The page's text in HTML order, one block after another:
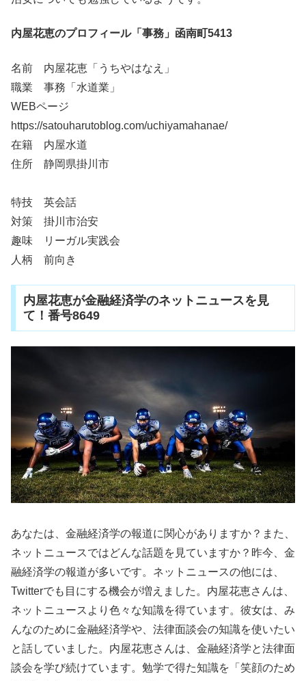
内屋花恵のプロフィール「事務」函南町5413
名前 内屋花恵「うちやはなえ」
職業 事務「水道業」
WEBページ
https://satouharutoblog.com/uchiyamahanae/
在籍 内屋水道
住所 静岡県掛川市
特技 英会話
対策 掛川市治安
趣味 リーガル実践会
人柄 前向き
内屋花恵が金融経済学のネットニュースを見
て！番号8649
あなたは、金融経済学の報道に関心がありますか？また、
ネットニュースではどんな話題を見ていますか？昨今、金
融経済学の報道が多いです。ネットニュースの他には、
Twitterでも目にする機会が増えました。内屋花恵さんは、
ネットニュースより色々な知識を得ています。彼女は、み
んなのために金融経済学や、法律面談会の知識を使いたい
と話していました。内屋花恵さんは、金融経済学と法律面
談会を学び続けています。勉学で得た知識を「笑顔のため